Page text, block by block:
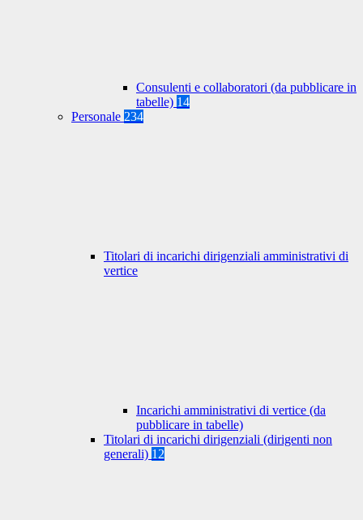
Consulenti e collaboratori (da pubblicare in
tabelle) 14
Personale 234
Titolari di incarichi dirigenziali amministrativi di
vertice
Incarichi amministrativi di vertice (da
pubblicare in tabelle)
Titolari di incarichi dirigenziali (dirigenti non
generali) 12